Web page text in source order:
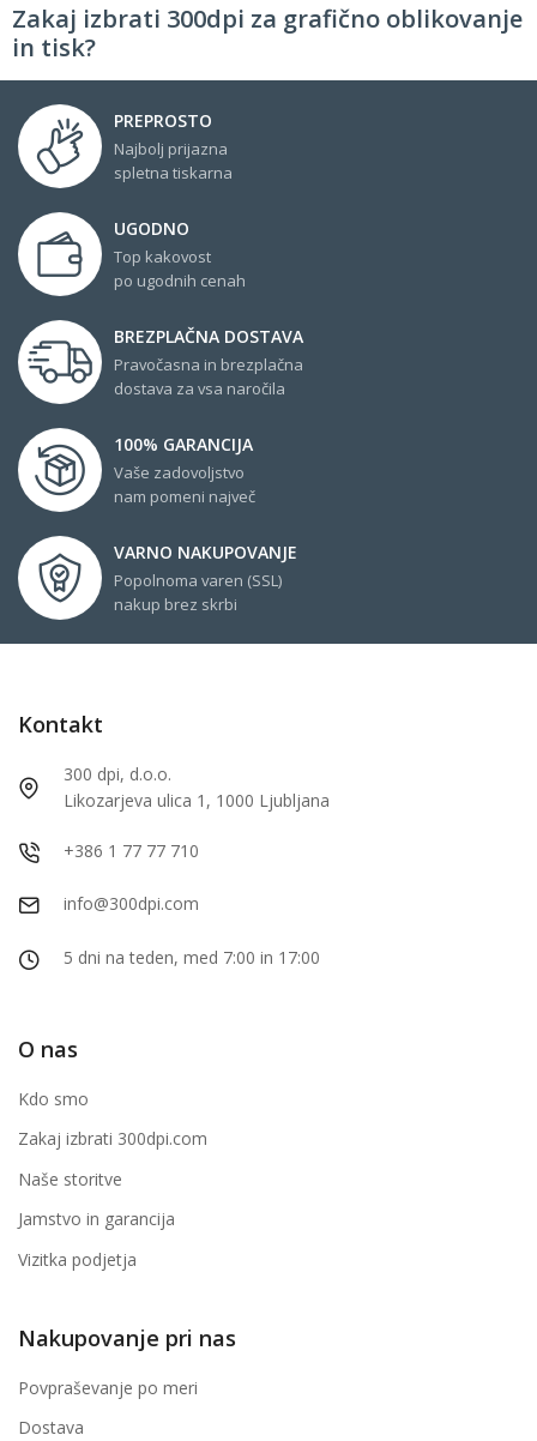
Zakaj izbrati 300dpi za grafično oblikovanje
in tisk?
PREPROSTO
Najbolj prijazna
spletna tiskarna
UGODNO
Top kakovost
po ugodnih cenah
BREZPLAČNA DOSTAVA
Pravočasna in brezplačna
dostava za vsa naročila
100% GARANCIJA
Vaše zadovoljstvo
nam pomeni največ
VARNO NAKUPOVANJE
Popolnoma varen (SSL)
nakup brez skrbi
Kontakt
300 dpi, d.o.o.
Likozarjeva ulica 1, 1000 Ljubljana
+386 1 77 77 710
info@300dpi.com
5 dni na teden, med 7:00 in 17:00
O nas
Kdo smo
Zakaj izbrati 300dpi.com
Naše storitve
Jamstvo in garancija
Vizitka podjetja
Nakupovanje pri nas
Povpraševanje po meri
Dostava